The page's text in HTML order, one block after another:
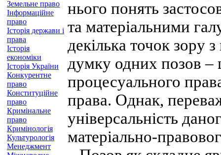
Земельне право
Інформаційне
право
Історія держави і
права
Історія
економіки
Історія України
Конкурентне
право
Конституційне
право
Кримінальне
право
Кримінологія
Культурологія
Менеджмент
нього понять
та матеріальними
декілька точок зору
думку одних позов –
процесуального
права. Однак,
універсальність
матеріально-